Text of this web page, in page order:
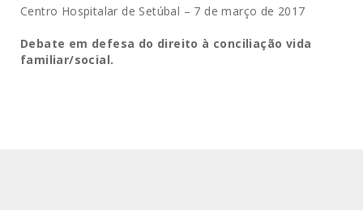
Centro Hospitalar de Setúbal – 7 de março de 2017
Debate em defesa do direito à conciliação vida
familiar/social.